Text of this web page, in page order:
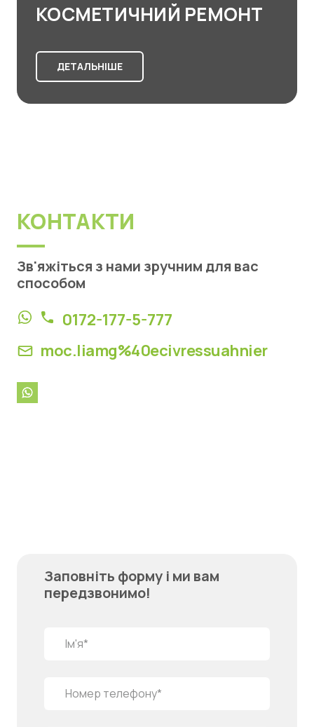
КОСМЕТИЧНИЙ РЕМОНТ
ДЕТАЛЬНІШЕ
КОНТАКТИ
Зв'яжіться з нами зручним для вас
способом
0172-177-5-777
moc.liamg%40ecivressuahnier
Заповніть форму і ми вам
передзвонимо!